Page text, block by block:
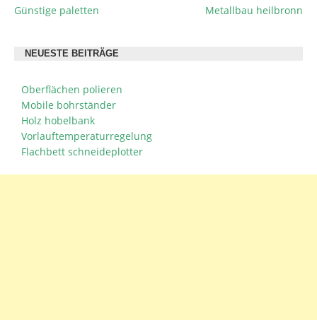
BEITRAGSNAVIGATION
Günstige paletten Metallbau heilbronn
NEUESTE BEITRÄGE
Oberflächen polieren
Mobile bohrständer
Holz hobelbank
Vorlauftemperaturregelung
Flachbett schneideplotter